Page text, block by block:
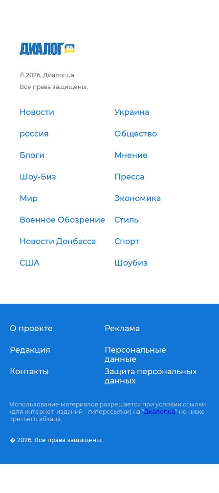
© 2026, Диалог.ua
Все права защищены.
Новости Украина
россия Общество
Блоги Мнение
Шоу-Биз Пресса
Мир Экономика
Военное Обозрение Стиль
Новости Донбасса Спорт
США Шоубиз
О проекте
Редакция
Контакты
Реклама
Персональные
данные
Защита персональных
данных
Использование материалов разрешается при условии ссылки
(для интернет-изданий - гиперссылки) на "Диалог.ua" не ниже
третьего абзаца.
� 2026, Все права защищены.